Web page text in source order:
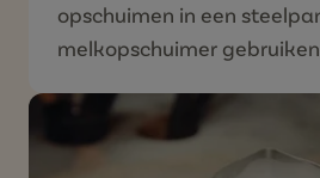
opschuimen in een
melkopschuimer